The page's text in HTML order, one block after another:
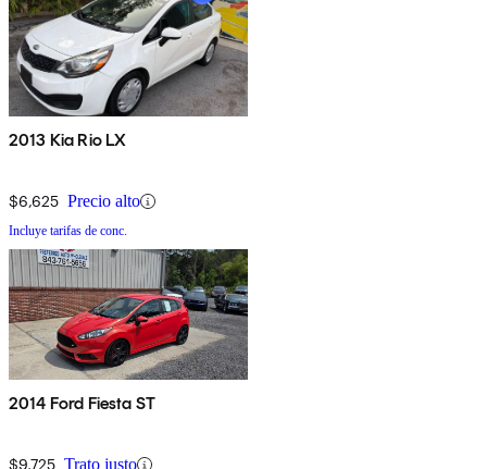
2013 Kia Rio LX
$6,625 Precio alto
Incluye tarifas de conc.
2014 Ford Fiesta ST
$9,725 Trato justo